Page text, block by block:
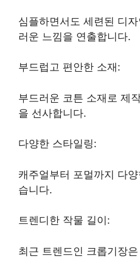
심플하면서도 세련된 디
러운 느낌을 연출합니다.
부드럽고 편안한 소재:
부드러운 코튼 소재로 제
을 선사합니다.
다양한 스타일링:
캐주얼부터 포멀까지 다
습니다.
트렌디한 작물 길이:
최근 트렌드인 크롭기장